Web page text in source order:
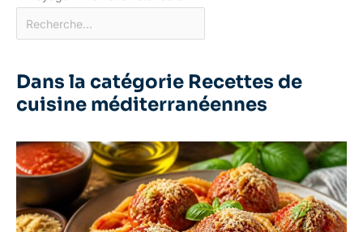
Dans la catégorie Recettes de
cuisine méditerranéennes